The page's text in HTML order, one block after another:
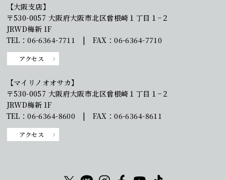
【大阪支店】
〒530-0057 大阪府大阪市北区曾根崎１丁目１−２
JRWD梅新 1F
TEL：06-6364-7711 | FAX：06-6364-7710
アクセス
【マイリノオオサカ】
〒530-0057 大阪府大阪市北区曾根崎１丁目１−２
JRWD梅新 1F
TEL：06-6364-8600 | FAX：06-6364-8611
アクセス